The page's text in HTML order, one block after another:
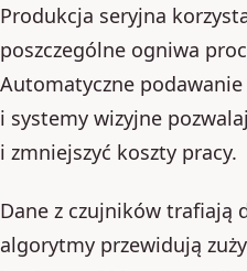
Produkcja seryjna
poszczególne ogniwa
Automatyczne
i systemy wizyjne
i zmniejszyć koszty pracy.
Dane z czujników trafiają
algorytmy przewidują